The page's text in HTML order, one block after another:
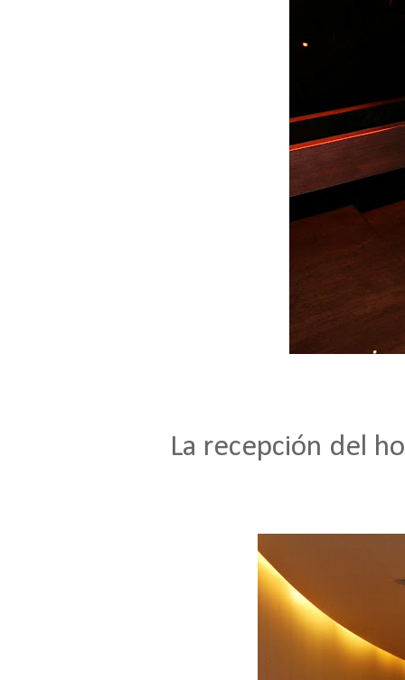
La recepción del